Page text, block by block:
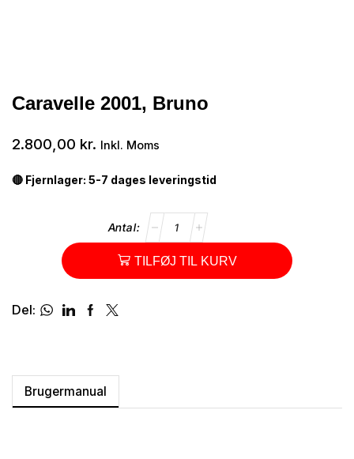
Caravelle 2001, Bruno
2.800,00 kr. Inkl. Moms
🔴 Fjernlager: 5-7 dages leveringstid
TILFØJ TIL KURV
Del:
Brugermanual